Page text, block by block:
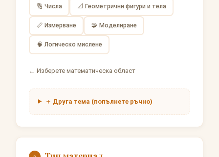
🔢 Числа 📐 Геометрични фигури и тела
📏 Измерване 🧩 Моделиране
🧠 Логическо мислене
← Изберете математическа област
＋ Друга тема (попълнете ръчно)